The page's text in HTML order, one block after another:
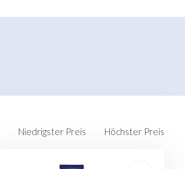
Niedrigster Preis Höchster Preis